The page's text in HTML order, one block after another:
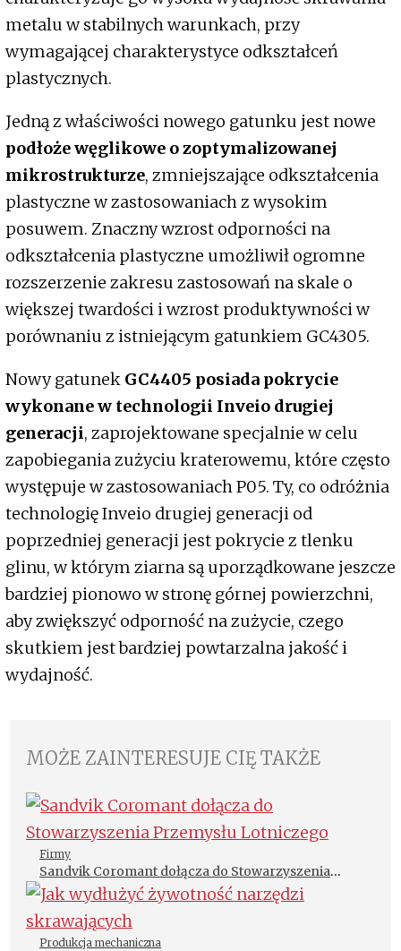
metalu w stabilnych warunkach, przy
wymagającej charakterystyce odkształceń
plastycznych.
Jedną z właściwości nowego gatunku jest nowe
podłoże węglikowe o zoptymalizowanej
mikrostrukturze, zmniejszające odkształcenia
plastyczne w zastosowaniach z wysokim
posuwem. Znaczny wzrost odporności na
odkształcenia plastyczne umożliwił ogromne
rozszerzenie zakresu zastosowań na skale o
większej twardości i wzrost produktywności w
porównaniu z istniejącym gatunkiem GC4305.
Nowy gatunek GC4405 posiada pokrycie
wykonane w technologii Inveio drugiej
generacji, zaprojektowane specjalnie w celu
zapobiegania zużyciu kraterowemu, które często
występuje w zastosowaniach P05. Ty, co odróżnia
technologię Inveio drugiej generacji od
poprzedniej generacji jest pokrycie z tlenku
glinu, w którym ziarna są uporządkowane jeszcze
bardziej pionowo w stronę górnej powierzchni,
aby zwiększyć odporność na zużycie, czego
skutkiem jest bardziej powtarzalna jakość i
wydajność.
MOŻE ZAINTERESUJE CIĘ TAKŻE
Firmy
Sandvik Coromant dołącza do Stowarzyszenia
Przemysłu Lotniczego
Produkcja mechaniczna